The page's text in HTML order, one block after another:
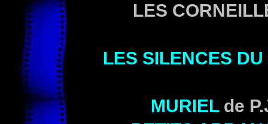
LES
LES SILENCES
MURIEL de